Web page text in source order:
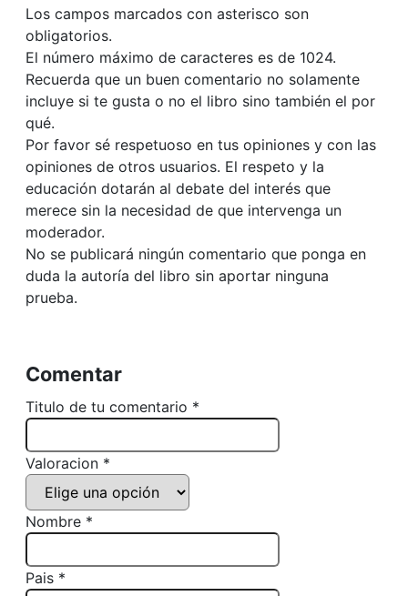
Los campos marcados con asterisco son
obligatorios.
El número máximo de caracteres es de 1024.
Recuerda que un buen comentario no solamente
incluye si te gusta o no el libro sino también el por
qué.
Por favor sé respetuoso en tus opiniones y con las
opiniones de otros usuarios. El respeto y la
educación dotarán al debate del interés que
merece sin la necesidad de que intervenga un
moderador.
No se publicará ningún comentario que ponga en
duda la autoría del libro sin aportar ninguna
prueba.
Comentar
Titulo de tu comentario *
Valoracion *
Nombre *
Pais *